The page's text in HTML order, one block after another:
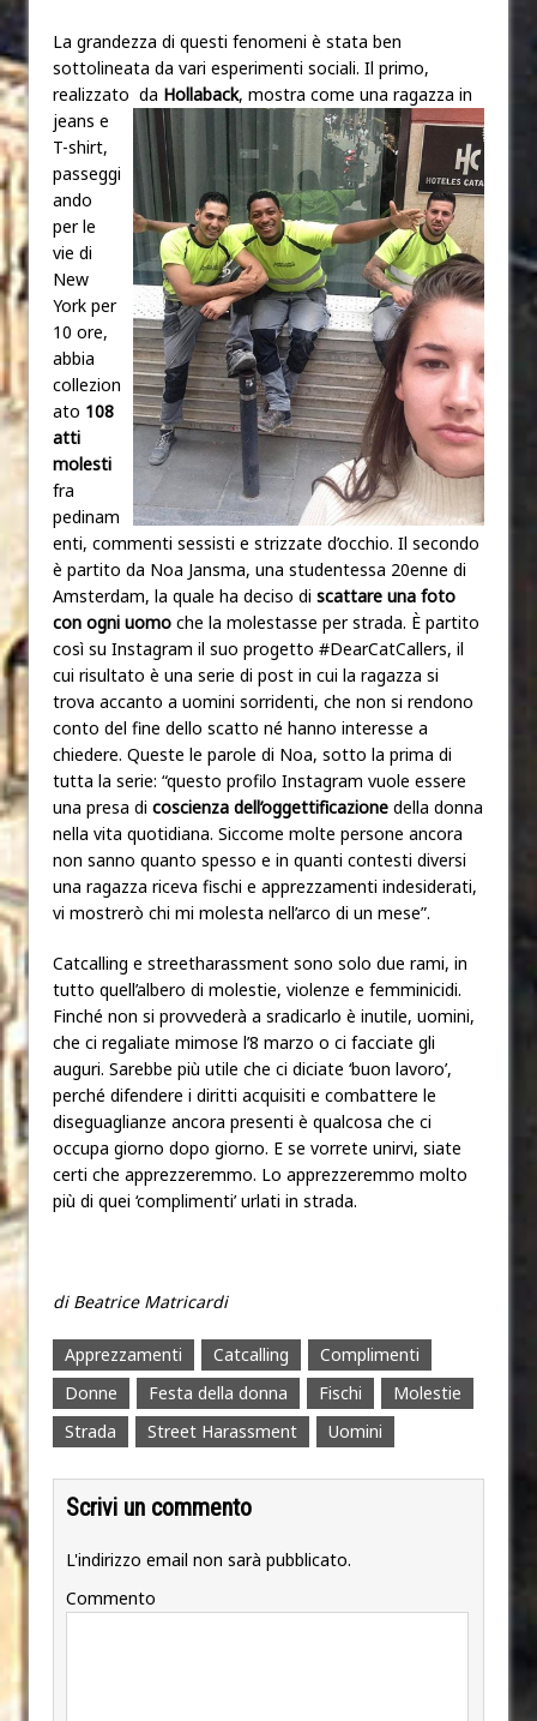
La grandezza di questi fenomeni è stata ben
sottolineata da vari esperimenti sociali. Il primo,
realizzato da Hollaback, mostra come una ragazza in
jeans e
T-shirt,
passeggi
ando
per le
vie di
New
York per
10 ore,
abbia
collezion
ato 108
atti
molesti
fra
pedinam
enti, commenti sessisti e strizzate d’occhio. Il secondo
è partito da Noa Jansma, una studentessa 20enne di
Amsterdam, la quale ha deciso di scattare una foto
con ogni uomo che la molestasse per strada. È partito
così su Instagram il suo progetto #DearCatCallers, il
cui risultato è una serie di post in cui la ragazza si
trova accanto a uomini sorridenti, che non si rendono
conto del fine dello scatto né hanno interesse a
chiedere. Queste le parole di Noa, sotto la prima di
tutta la serie: “questo profilo Instagram vuole essere
una presa di coscienza dell’oggettificazione della donna
nella vita quotidiana. Siccome molte persone ancora
non sanno quanto spesso e in quanti contesti diversi
una ragazza riceva fischi e apprezzamenti indesiderati,
vi mostrerò chi mi molesta nell’arco di un mese”.
Catcalling e streetharassment sono solo due rami, in
tutto quell’albero di molestie, violenze e femminicidi.
Finché non si provvederà a sradicarlo è inutile, uomini,
che ci regaliate mimose l’8 marzo o ci facciate gli
auguri. Sarebbe più utile che ci diciate ‘buon lavoro’,
perché difendere i diritti acquisiti e combattere le
diseguaglianze ancora presenti è qualcosa che ci
occupa giorno dopo giorno. E se vorrete unirvi, siate
certi che apprezzeremmo. Lo apprezzeremmo molto
più di quei ‘complimenti’ urlati in strada.
di Beatrice Matricardi
Apprezzamenti Catcalling
Complimenti
Donne
Festa della donna Fischi
Molestie
Strada
Street Harassment Uomini
Scrivi un commento
L'indirizzo email non sarà pubblicato.
Commento